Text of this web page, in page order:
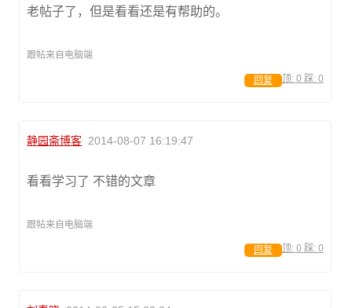
老帖子了，但是看看还是有帮助的。
跟帖来自电脑端
顶: 0 踩: 0
回复
静园斋博客 2014-08-07 16:19:47
看看学习了 不错的文章
跟帖来自电脑端
顶: 0 踩: 0
回复